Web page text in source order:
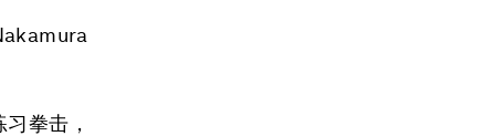
拳击，